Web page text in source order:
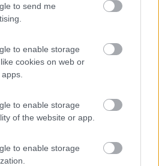
to send me
to enable storage
cookies on web or
to enable storage
of the website or app.
to enable storage
(solo diurno)
sul mare, gratuito, misto con